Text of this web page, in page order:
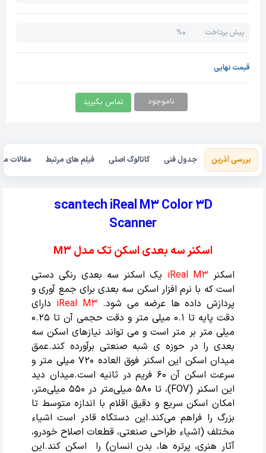
پیش پرداخت 0%
قیمت نهایی
ناموجود تماس بگیرید
بررسی آذرین جدول فنی کاتالوگ اصلی فیلم های مرتبط مقالات
scantech iReal M3 Color 3D
Scanner
اسکنر سه بعدی اسکن تک مدل M3
اسکنر iReal M3 یک اسکنر سه بعدی رنگی دستی
است که با نرم افزار اسکن سه بعدی برای جمع آوری و
پردازش داده ها عرضه می شود. iReal M3 دارای
دقت پایه تا 0.1 میلی متر و دقت حجمی آن تا 0.25
میلی متر بر متر است و می تواند نیازهای اسکن سه
بعدی را در حوزه ی شبه صنعتی برآورده کند.عمق
میدان اسکن این اسکنر فوق العاده 720 میلی متر و
سرعت اسکن آن 60 فریم در ثانیه است.میدان دید
این اسکنر (FOV)، تا 580 میلی‌متر در 550 میلی‌متر،
امکان اسکن سریع و دقیق اقلام با اندازه متوسط تا
بزرگ را فراهم می‌کند.این دستگاه قادر است اشیاء
مختلف (اشیاء طراحی صنعتی، قطعات اصلاح خودرو،
آثار هنری، پرتره ها، بدن انسان) را اسکن کند.این